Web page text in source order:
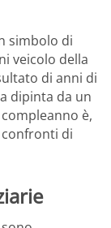
simbolo di
veicolo della
di anni di
dipinta da un
è,
di